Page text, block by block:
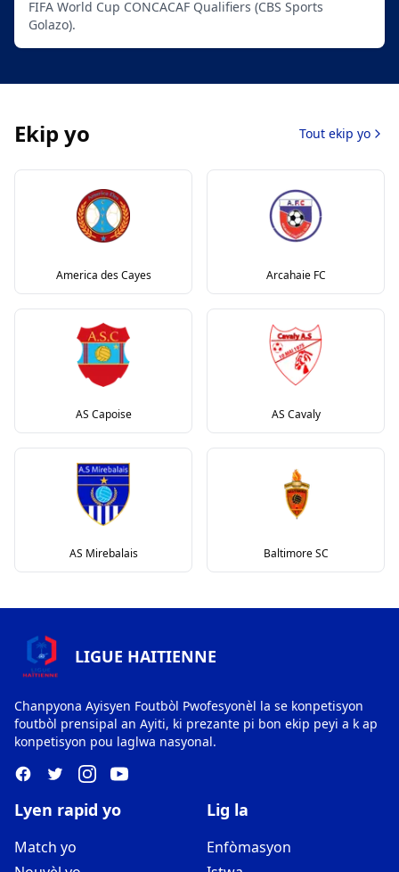
FIFA World Cup CONCACAF Qualifiers (CBS Sports
Golazo).
Ekip yo Tout ekip yo
America des Cayes Arcahaie FC
AS Capoise AS Cavaly
AS Mirebalais Baltimore SC
LIGUE HAITIENNE
Chanpyona Ayisyen Foutbòl Pwofesyonèl la se konpetisyon
foutbòl prensipal an Ayiti, ki prezante pi bon ekip peyi a k ap
konpetisyon pou laglwa nasyonal.
Lyen rapid yo
Match yo
Lig la
Enfòmasyon